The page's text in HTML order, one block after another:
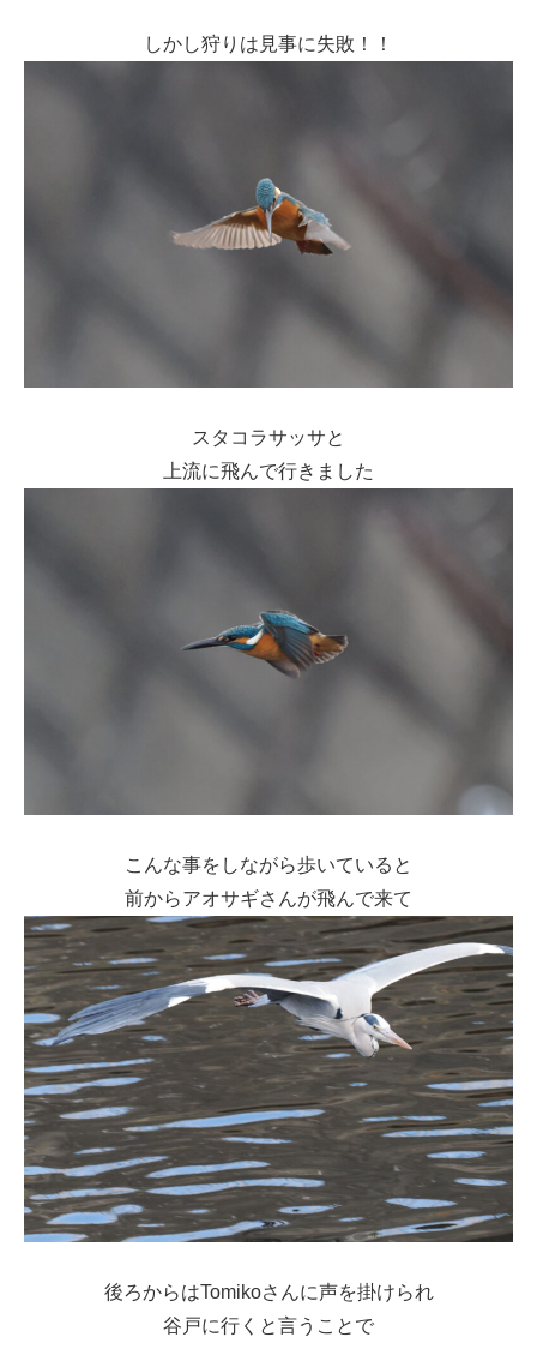
しかし狩りは見事に失敗！！
スタコラサッサと
上流に飛んで行きました
こんな事をしながら歩いていると
前からアオサギさんが飛んで来て
後ろからはTomikoさんに声を掛けられ
谷戸に行くと言うことで